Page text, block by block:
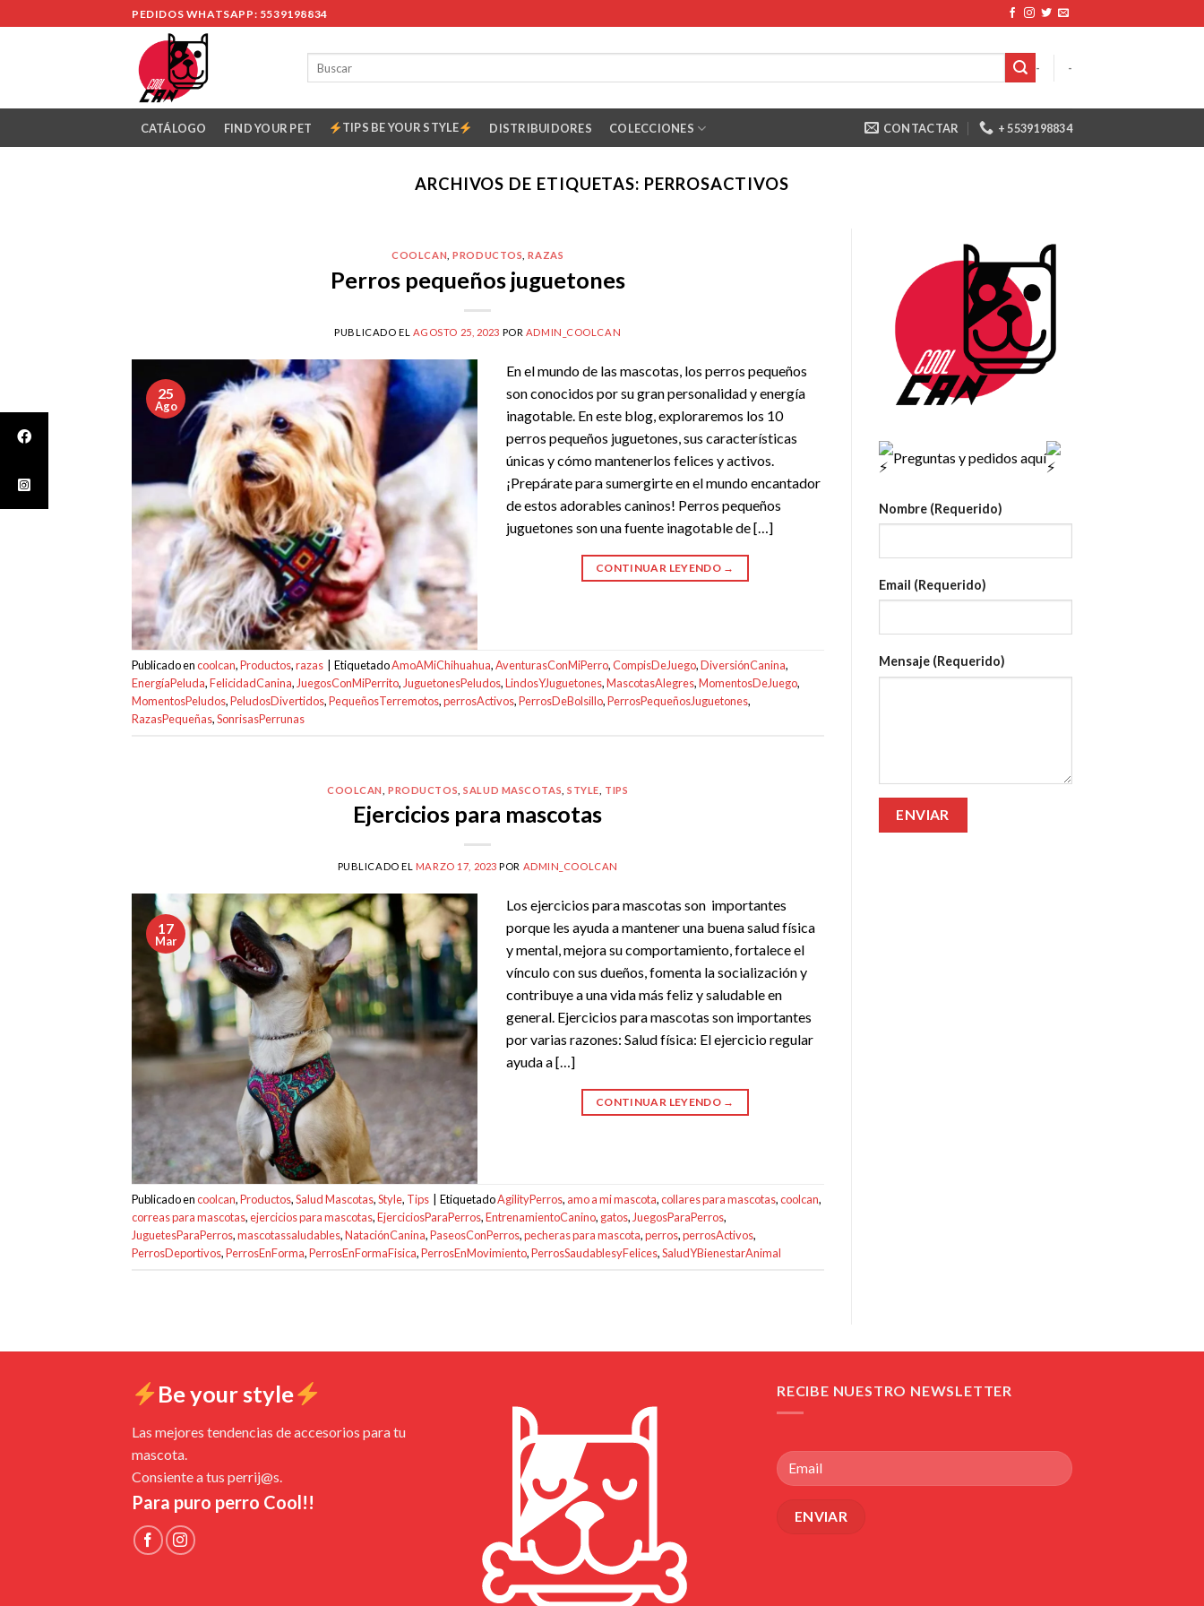
to
PEDIDOS WHATSAPP: 5539198834
- -
CATÁLOGO FIND YOUR PET TIPS BE YOUR STYLE DISTRIBUIDORES COLECCIONES CONTACTAR + 5539198834
ARCHIVOS DE ETIQUETAS: PERROSACTIVOS
COOLCAN ,PRODUCTOS ,RAZAS
Perros pequeños juguetones
PUBLICADO EL AGOSTO 25, 2023 POR ADMIN_COOLCAN
25
Ago
En el mundo de las mascotas, los perros pequeños
son conocidos por su gran personalidad y energía
inagotable. En este blog, exploraremos los 10
perros pequeños juguetones, sus características
únicas y cómo mantenerlos felices y activos.
¡Prepárate para sumergirte en el mundo encantador
de estos adorables caninos! Perros pequeños
juguetones son una fuente inagotable de […]
CONTINUAR LEYENDO →
Publicado encoolcan,Productos,razas EtiquetadoAmoAMiChihuahua,AventurasConMiPerro,CompisDeJuego,DiversiónCanina,
EnergíaPeluda,FelicidadCanina, JuegosConMiPerrito, JuguetonesPeludos,LindosYJuguetones,MascotasAlegres,MomentosDeJuego,
MomentosPeludos,PeludosDivertidos,PequeñosTerremotos,perrosActivos,PerrosDeBolsillo,PerrosPequeñosJuguetones,
RazasPequeñas,SonrisasPerrunas
COOLCAN ,PRODUCTOS ,SALUD MASCOTAS ,STYLE TIPS
Ejercicios para mascotas
PUBLICADO EL MARZO 17, 2023 POR ADMIN_COOLCAN
17
Mar
Los ejercicios para mascotas son importantes
porque les ayuda a mantener una buena salud física
y mental, mejora su comportamiento, fortalece el
vínculo con sus dueños, fomenta la socialización y
contribuye a una vida más feliz y saludable en
general. Ejercicios para mascotas son importantes
por varias razones: Salud física: El ejercicio regular
ayuda a […]
CONTINUAR LEYENDO →
Publicado encoolcan,Productos,Salud Mascotas,Style, Tips EtiquetadoAgilityPerros, amo a mi mascota,collares para mascotas,coolcan,
correas para mascotas,ejercicios para mascotas,EjerciciosParaPerros,EntrenamientoCanino, gatos,JuegosParaPerros,
JuguetesParaPerros,mascotassaludables,NataciónCanina,PaseosConPerros,pecheras para mascota,perros,perrosActivos,
PerrosDeportivos,PerrosEnForma,PerrosEnFormaFisica,PerrosEnMovimiento,PerrosSaudablesyFelices,SaludYBienestarAnimal
Preguntas y pedidos aquí
Nombre (Requerido)
Email (Requerido)
Mensaje (Requerido)
Be your style
Las mejores tendencias de accesorios para tu
mascota.
Consiente a tus perrij@s.
Para puro perro Cool!!
RECIBE NUESTRO NEWSLETTER